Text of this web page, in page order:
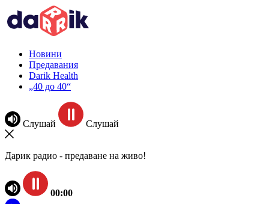
Новини
Предавания
Darik Health
„40 до 40“
Слушай Слушай
Дарик радио - предаване на живо!
00:00